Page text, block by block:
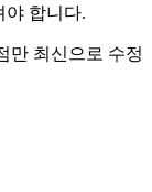
야 합니다.
만 최신으로 수정